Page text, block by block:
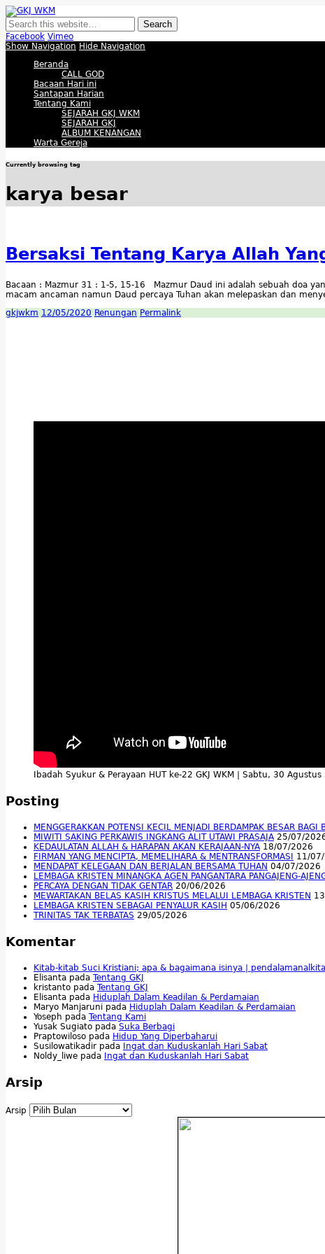
Membangun Gereja Kokoh melalui Pelayanan Holistik, Teknologi, dan
Facebook Vimeo
Show Navigation Hide Navigation
Beranda
CALL GOD
Bacaan Hari ini
Santapan Harian
Tentang Kami
SEJARAH GKJ WKM
SEJARAH GKJ
ALBUM KENANGAN
Warta Gereja
Currently browsing tag
karya besar
Bersaksi Tentang Karya Allah
Bacaan : Mazmur 31 : 1-5, 15-16 Mazmur Daud ini adalah sebuah doa
macam ancaman namun Daud percaya Tuhan akan melepaskan dan
gkjwkm 12/05/2020 Renungan Permalink
Ibadah Syukur & Perayaan HUT ke-22 GKJ WKM | Sabtu, 30
Posting
MENGGERAKKAN POTENSI KECIL MENJADI BERDAMPAK BESAR BAGI
MIWITI SAKING PERKAWIS INGKANG ALIT UTAWI PRASAJA 25/07/
KEDAULATAN ALLAH & HARAPAN AKAN KERAJAAN-NYA 18/07/2026
FIRMAN YANG MENCIPTA, MEMELIHARA & MENTRANSFORMASI 11/
MENDAPAT KELEGAAN DAN BERJALAN BERSAMA TUHAN 04/07/2026
LEMBAGA KRISTEN MINANGKA AGEN PANGANTARA PANGAJENG-
PERCAYA DENGAN TIDAK GENTAR 20/06/2026
MEWARTAKAN BELAS KASIH KRISTUS MELALUI LEMBAGA KRISTEN
LEMBAGA KRISTEN SEBAGAI PENYALUR KASIH 05/06/2026
TRINITAS TAK TERBATAS 29/05/2026
Komentar
Kitab-kitab Suci Kristiani; apa & bagaimana isinya |
Elisanta pada Tentang GKJ
kristanto pada Tentang GKJ
Elisanta pada Hiduplah Dalam Keadilan & Perdamaian
Maryo Manjaruni pada Hiduplah Dalam Keadilan & Perdamaian
Yoseph pada Tentang Kami
Yusak Sugiato pada Suka Berbagi
Praptowiloso pada Hidup Yang Diperbaharui
Susilowatikadir pada Ingat dan Kuduskanlah Hari Sabat
Noldy_liwe pada Ingat dan Kuduskanlah Hari Sabat
Arsip
Arsip